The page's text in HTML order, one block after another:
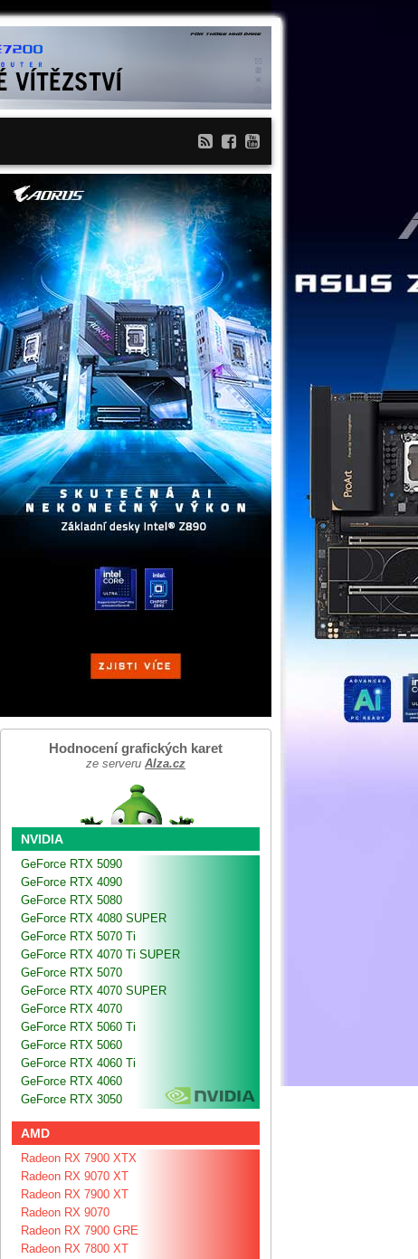
Hodnocení grafických karet
ze serveru Alza.cz
NVIDIA
GeForce RTX 5090
GeForce RTX 4090
GeForce RTX 5080
GeForce RTX 4080 SUPER
GeForce RTX 5070 Ti
GeForce RTX 4070 Ti SUPER
GeForce RTX 5070
GeForce RTX 4070 SUPER
GeForce RTX 4070
GeForce RTX 5060 Ti
GeForce RTX 5060
GeForce RTX 4060 Ti
GeForce RTX 4060
GeForce RTX 3050
AMD
Radeon RX 7900 XTX
Radeon RX 9070 XT
Radeon RX 7900 XT
Radeon RX 9070
Radeon RX 7900 GRE
Radeon RX 7800 XT